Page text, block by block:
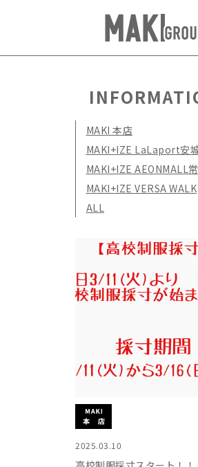
MAKI 本店
MAKI+IZE LaLaport安
MAKI+IZE AEONMALL
MAKI+IZE VERSA WALK
ALL
2025.03.10